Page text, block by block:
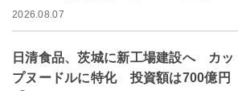
2026.08.07
日清食品、茨城に新工場建設へ カッ
プヌードルに特化 投資額は700億円